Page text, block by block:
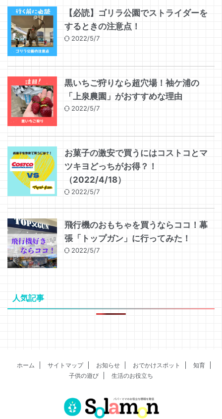
【必読】ゴリラ公園でストライダーを
するときの注意点！
2022/5/7
黒いちご狩りなら超穴場！袖ケ浦の
「上泉農園」がおすすめな理由
2022/5/7
お菓子の激安で買うにはコストコとマ
ツキヨどっちがお得？！
（2022/4/18）
2022/5/7
飛行機のおもちゃを買うならココ！幕
張「トップガン」に行ってみた！
2022/5/7
人気記事
ホーム サイトマップ お知らせ おでかけスポット
知育
子供の遊び
生活のお役立ち